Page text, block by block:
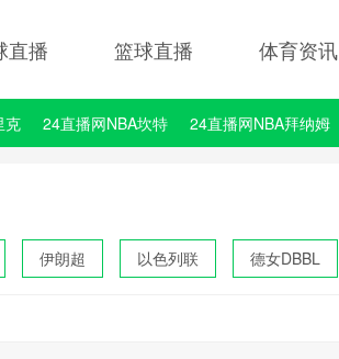
直播 篮球直播 体育资讯
克 24直播网NBA坎特 24直播网NBA拜纳姆
伊朗超 以色列联 德女DBBL